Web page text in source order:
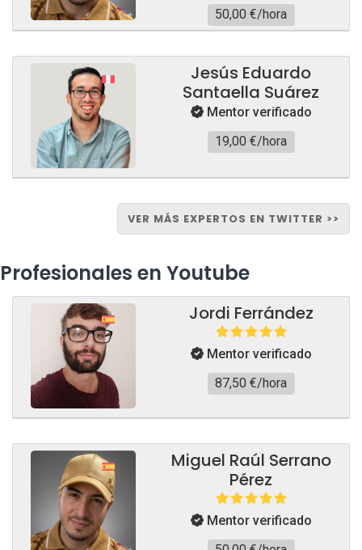
50,00 €/hora
Jesús Eduardo
Santaella Suárez
Mentor verificado
19,00 €/hora
VER MÁS EXPERTOS EN TWITTER >>
Profesionales en Youtube
Jordi Ferrández
Mentor verificado
87,50 €/hora
Miguel Raúl Serrano
Pérez
Mentor verificado